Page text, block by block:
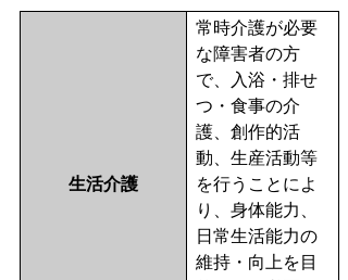
生活介護
常時介護が必要
な障害者の方
で、入浴・排せ
つ・食事の介
護、創作的活
動、生産活動等
を行うことによ
り、身体能力、
日常生活能力の
維持・向上を目